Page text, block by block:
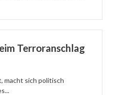
Terroranschlag
macht sich politisch